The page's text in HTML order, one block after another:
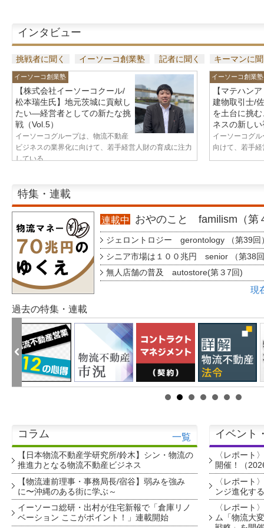
インタビュー
挑戦者に聞く イーソーコ創業塾 記者に聞く キーマンに
イーソーコ創業塾
【株式会社イーソーコクール/
松本瑞生氏】地元茨城に貢献し
たい—経営者としての新たな挑
戦（Vol.5）
イーソーコグループは、物流不動産
ビジネスの業界化に向けて、若手経営人財の育成に注力
している...
イーソーコ創業塾
【マテハン
建物取引士/
を土台に挑
ネスの新し
イーソーコグ
向けて、若手
特集・連載
連載中 おやのこと familism（第
ジェロントロジー gerontology （第39回
シニア市場は１００兆円 senior （第38
無人店舗の普及 autostore(第３7回)
現
過去の特集・連載
コラム 一覧
【日本物流不動産学研究所/鈴木】シン・物流の
推進力となる物流不動産ビジネス
【物流連前理事・事務局長/宿谷】弱みを強み
に〜沖縄のある街に学ぶ～
イーソーコ総研・出村が住宅新報で「倉庫リノ
ベーション ここがポイント！」連載開始
イベント
〈レポート
開催！（
〈レポート
ンジ進化す
〈レポート
ム「物流大